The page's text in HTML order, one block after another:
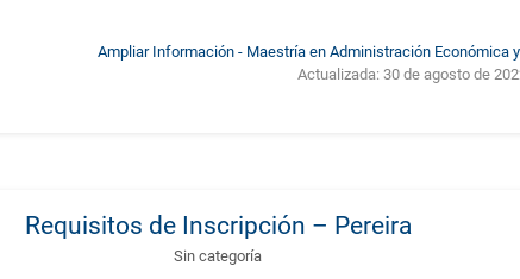
Ampliar Información - Maestría en Administración Económica
Actualizada:30 de agosto de
Requisitos de Inscripción – Pereira
Sin categoría